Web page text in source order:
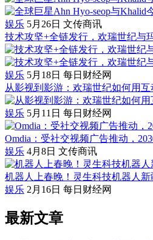
娱乐 5月26日 文传商讯
技术攻坚+全链发行，欢瑞世纪与
娱乐 5月18日 每日财经网
从影视到影游：欢瑞世纪如何用
娱乐 5月11日 每日财经网
Omdia：受社交视频广告推动，
娱乐 4月8日 文传商讯
机器人上春晚！灵生科技机器人
娱乐 2月16日 每日财经网
最新文章